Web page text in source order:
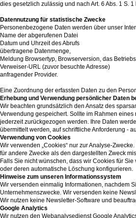
dies gesetzlich zulässig und nach Art. 6 Abs. 1 S.
Datennutzung für statistische Zwecke
Personenbezogene Daten werden über unser
Name der abgerufenen Datei
Datum und Uhrzeit des Abrufs
übertragene Datenmenge,
Meldung Browsertyp, Browserversion, das
Verweiser-URL (zuvor besuchte Adresse)
anfragender Provider.
Eine Zuordnung der erfassten Daten zu den
Erhebung und Verwendung persönlicher Daten
Wir beachten grundsätzlich den Ansatz des
Verwendung gespeichert. Sollte im Rahmen
jederzeit zurückgezogen werden. Ihre Daten
übermittelt werden, auf schriftliche Anforderung -
Verwendung von Cookies
Wir verwenden „Cookies“ nur zur Analyse-
für andere Zwecke als den dargestellten Zweck
Falls Sie nicht wünschen, dass wir Cookies für
oder deren automatische Löschung konfigurieren.
Hinweise zum unseren Informationssystem
Wir versenden einmalig Informationen, nachdem
Unternehmenszwecke. Wir versenden keine
Wir nutzen keine Newsletter-Software und
Google Analytics
Wir nutzen den Webanalysedienst Google